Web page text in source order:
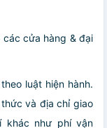
cửa hàng & đại
luật hiện hành.
và địa chỉ giao
khác như phí vận